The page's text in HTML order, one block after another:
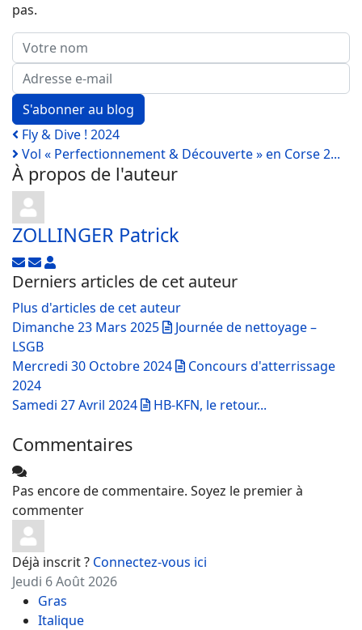
pas.
Votre nom
Adresse e-mail
S'abonner au blog
Fly & Dive ! 2024
Vol « Perfectionnement & Découverte » en Corse 2...
À propos de l'auteur
ZOLLINGER Patrick
Suivre ce blogueur
Se désabonner des publications de l'auteur
ZOLLINGER Patrick
Derniers articles de cet auteur
Plus d'articles de cet auteur
Dimanche 23 Mars 2025
Journée de nettoyage –
LSGB
Mercredi 30 Octobre 2024
Concours d'atterrissage
2024
Samedi 27 Avril 2024
HB-KFN, le retour...
Commentaires
Pas encore de commentaire. Soyez le premier à
commenter
Déjà inscrit ? Connectez-vous ici
Jeudi 6 Août 2026
Gras
Italique